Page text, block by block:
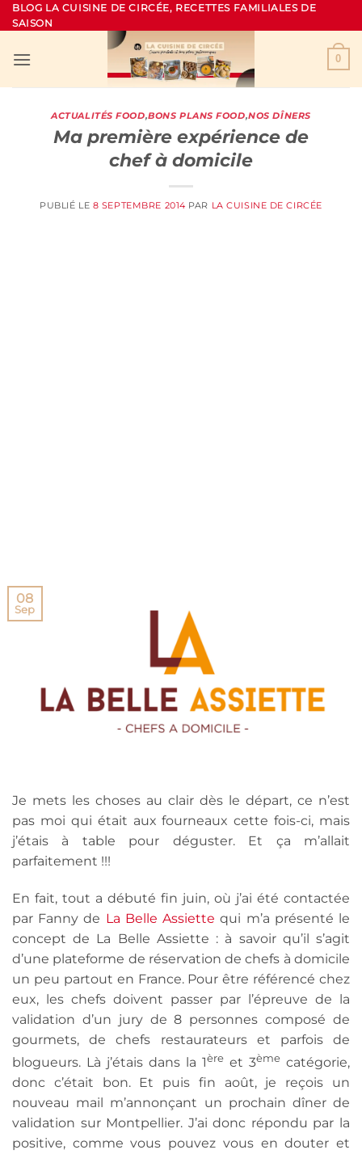
Passer
au
BLOG LA CUISINE DE CIRCÉE, RECETTES FAMILIALES DE
SAISON
0
ACTUALITÉS FOOD,BONS PLANS FOOD,NOS DÎNERS
Ma première expérience de
chef à domicile
PUBLIÉ LE 8 SEPTEMBRE 2014 PAR LA CUISINE DE CIRCÉE
08
Sep
Je mets les choses au clair dès le départ, ce n’est
pas moi qui était aux fourneaux cette fois-ci, mais
j’étais à table pour déguster. Et ça m’allait
parfaitement !!!
En fait, tout a débuté fin juin, où j’ai été contactée
par Fanny de La Belle Assiette qui m’a présenté le
concept de La Belle Assiette : à savoir qu’il s’agit
d’une plateforme de réservation de chefs à domicile
un peu partout en France. Pour être référencé chez
eux, les chefs doivent passer par l’épreuve de la
validation d’un jury de 8 personnes composé de
gourmets, de chefs restaurateurs et parfois de
blogueurs. Là j’étais dans la 1ère et 3ème catégorie,
donc c’était bon. Et puis fin août, je reçois un
nouveau mail m’annonçant un prochain dîner de
validation sur Montpellier. J’ai donc répondu par la
positive, comme vous pouvez vous en douter et